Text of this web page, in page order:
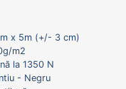
x 5m (+/- 3 cm)
m2
la 1350 N
- Negru